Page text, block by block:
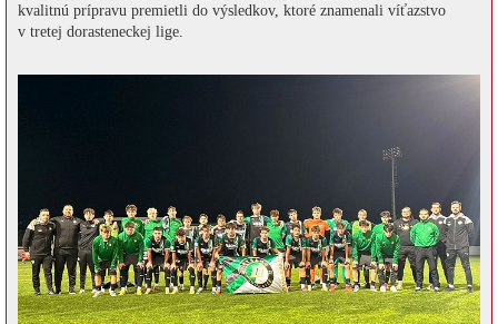
kvalitnú prípravu premietli do výsledkov, ktoré znamenali víťazstvo
v tretej dorasteneckej lige.